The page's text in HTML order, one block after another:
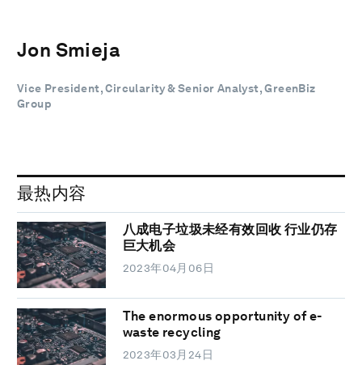
Jon Smieja
Vice President, Circularity & Senior Analyst, GreenBiz
Group
最热内容
八成电子垃圾未经有效回收 行业仍存
巨大机会
2023年04月06日
The enormous opportunity of e-
waste recycling
2023年03月24日